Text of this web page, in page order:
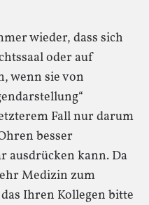
wieder, dass sich
oder auf
wenn sie von
Fall nur darum
besser
ausdrücken kann. Da
Medizin zum
Ihren Kollegen bitte